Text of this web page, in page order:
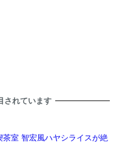
されています
室 智宏風ハヤシライスが絶